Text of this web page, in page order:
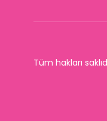
Tüm hakları